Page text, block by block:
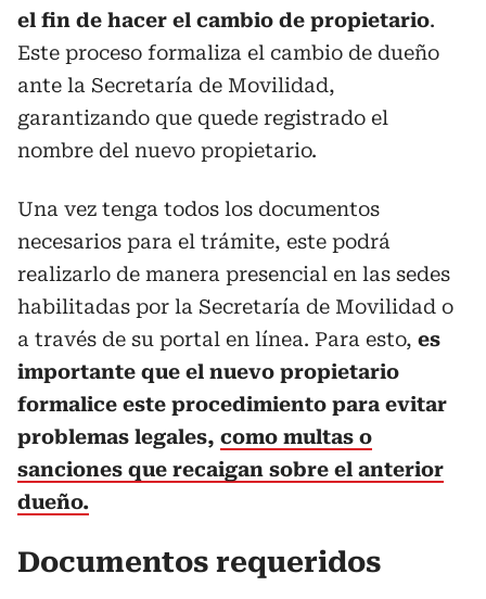
el fin de hacer el cambio de propietario.
Este proceso formaliza el cambio de dueño
ante la Secretaría de Movilidad,
garantizando que quede registrado el
nombre del nuevo propietario.
Una vez tenga todos los documentos
necesarios para el trámite, este podrá
realizarlo de manera presencial en las sedes
habilitadas por la Secretaría de Movilidad o
a través de su portal en línea. Para esto, es
importante que el nuevo propietario
formalice este procedimiento para evitar
problemas legales, como multas o
sanciones que recaigan sobre el anterior
dueño.
Documentos requeridos